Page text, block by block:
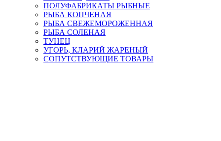
ПОЛУФАБРИКАТЫ РЫБНЫЕ
РЫБА КОПЧЕНАЯ
РЫБА СВЕЖЕМОРОЖЕННАЯ
РЫБА СОЛЕНАЯ
ТУНЕЦ
УГОРЬ, КЛАРИЙ ЖАРЕНЫЙ
СОПУТСТВУЮЩИЕ ТОВАРЫ